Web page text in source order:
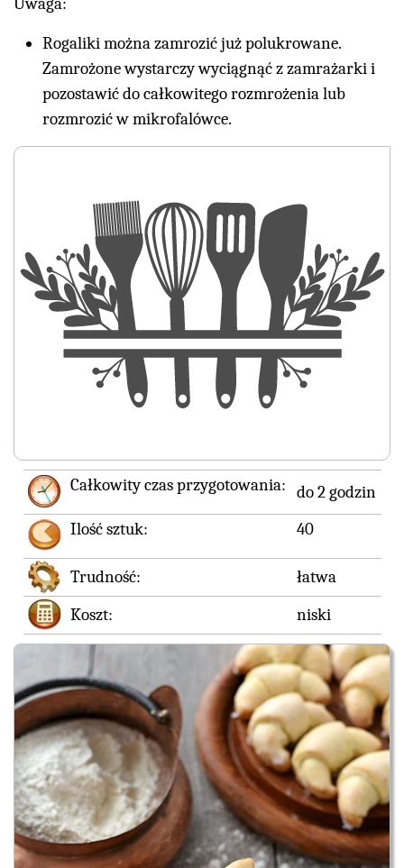
Rogaliki można zamrozić już polukrowane.
Zamrożone wystarczy wyciągnąć z zamrażarki i
pozostawić do całkowitego rozmrożenia lub
rozmrozić w mikrofalówce.
Całkowity czas przygotowania: do 2 godzin
Ilość sztuk:
40
Trudność:
łatwa
Koszt:
niski